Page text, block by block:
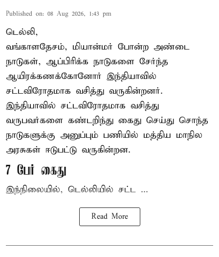
Published on: 08 Aug 2026, 1:43 pm
டெல்லி,
வங்காளதேசம், மியான்மர் போன்ற அண்டை
நாடுகள், ஆப்பிரிக்க நாடுகளை சேர்ந்த
ஆயிரக்கணக்கோனோர் இந்தியாவில்
சட்டவிரோதமாக வசித்து வருகின்றனர்.
இந்தியாவில் சட்டவிரோதமாக வசித்து
வருபவர்களை கண்டறிந்து கைது செய்து சொந்த
நாடுகளுக்கு அனுப்பும் பணியில் மத்திய மாநில
அரசுகள் ஈடுபட்டு வருகின்றன.
7 பேர் கைது
இந்நிலையில், டெல்லியில் சட்ட ...
Read More